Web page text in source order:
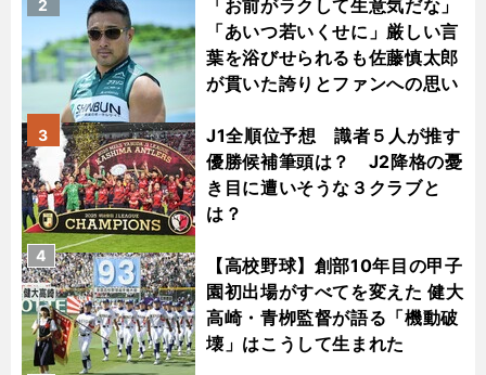
「お前がラクして生意気だな」
「あいつ若いくせに」厳しい言
葉を浴びせられるも佐藤慎太郎
が貫いた誇りとファンへの思い
2
J1全順位予想 識者５人が推す
優勝候補筆頭は？ J2降格の憂
き目に遭いそうな３クラブと
は？
3
【高校野球】創部10年目の甲子
園初出場がすべてを変えた 健大
高崎・青栁監督が語る「機動破
壊」はこうして生まれた
4